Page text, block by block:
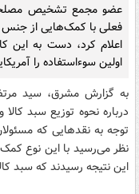
عضو مجمع تشخیص مصلحت
فعلی با کمک‌هایی از جنس
اعلام کرد، دست به این
اولین سوءاستفاده را
به گزارش مشرق، سید
درباره نحوه توزیع سبد
توجه به نقدهایی که
نظر می‌رسید با این نوع
این نتیجه رسیدند که سبد